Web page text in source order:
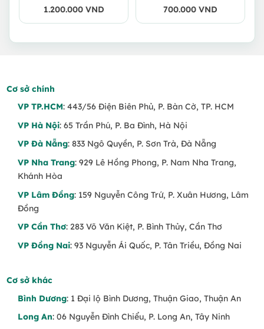
1.200.000 VND 700.000 VND
Cơ sở chính
VP TP.HCM: 443/56 Điện Biên Phủ, P. Bàn Cờ, TP. HCM
VP Hà Nội: 65 Trần Phú, P. Ba Đình, Hà Nội
VP Đà Nẵng: 833 Ngô Quyền, P. Sơn Trà, Đà Nẵng
VP Nha Trang: 929 Lê Hồng Phong, P. Nam Nha Trang,
Khánh Hòa
VP Lâm Đồng: 159 Nguyễn Công Trứ, P. Xuân Hương, Lâm
Đồng
VP Cần Thơ: 283 Võ Văn Kiệt, P. Bình Thủy, Cần Thơ
VP Đồng Nai: 93 Nguyễn Ái Quốc, P. Tân Triều, Đồng Nai
Cơ sở khác
Bình Dương: 1 Đại lộ Bình Dương, Thuận Giao, Thuận An
Long An: 06 Nguyễn Đình Chiểu, P. Long An, Tây Ninh